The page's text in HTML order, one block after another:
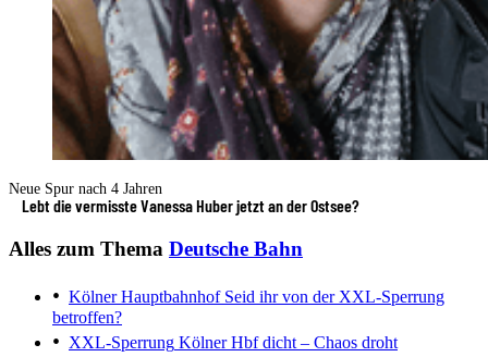
Neue Spur nach 4 Jahren
Lebt die vermisste Vanessa Huber jetzt an der Ostsee?
Alles zum Thema Deutsche Bahn
Kölner HauptbahnhofSeid ihr von der XXL-Sperrung
betroffen?
XXL-Sperrung Kölner Hbf dicht – Chaos droht